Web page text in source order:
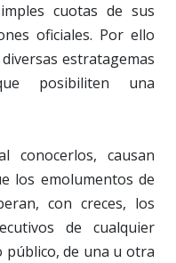
cuotas de sus
oficiales. Por ello
estratagemas
posibiliten una
conocerlos, causan
los emolumentos de
con creces, los
de cualquier
público, de una u otra